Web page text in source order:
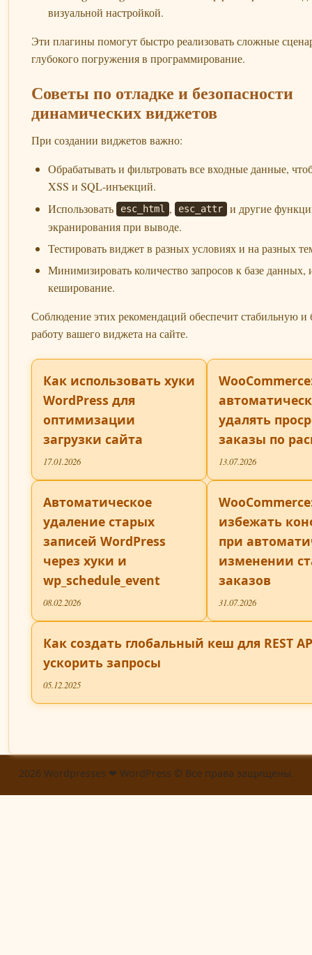
визуальной настройкой.
Эти плагины помогут быстро реализовать сложные
глубокого погружения в программирование.
Советы по отладке и безопасности
динамических виджетов
При создании виджетов важно:
Обрабатывать и фильтровать все входные данные,
XSS и SQL-инъекций.
Использовать
esc_html , esc_attr
и другие
экранирования при выводе.
Тестировать виджет в разных условиях и на разных
Минимизировать количество запросов к базе данных,
кеширование.
Соблюдение этих рекомендаций обеспечит стабильную и
работу вашего виджета на сайте.
Как использовать хуки
WordPress для
оптимизации
загрузки сайта
17.01.2026
удалять
заказы по
13.07.2026
Автоматическое
удаление старых
записей WordPress
через хуки и
wp_schedule_event
08.02.2026
избежать
при
изменении
заказов
31.07.2026
Как создать глобальный кеш для REST
ускорить запросы
05.12.2025
2026 Wordpresses ❤ WordPress © Все права защищены.